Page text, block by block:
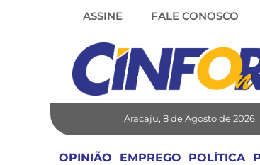
ASSINE FALE CONOSCO
Aracaju, 8 de Agosto de 2026
OPINIÃO EMPREGO POLÍTICA